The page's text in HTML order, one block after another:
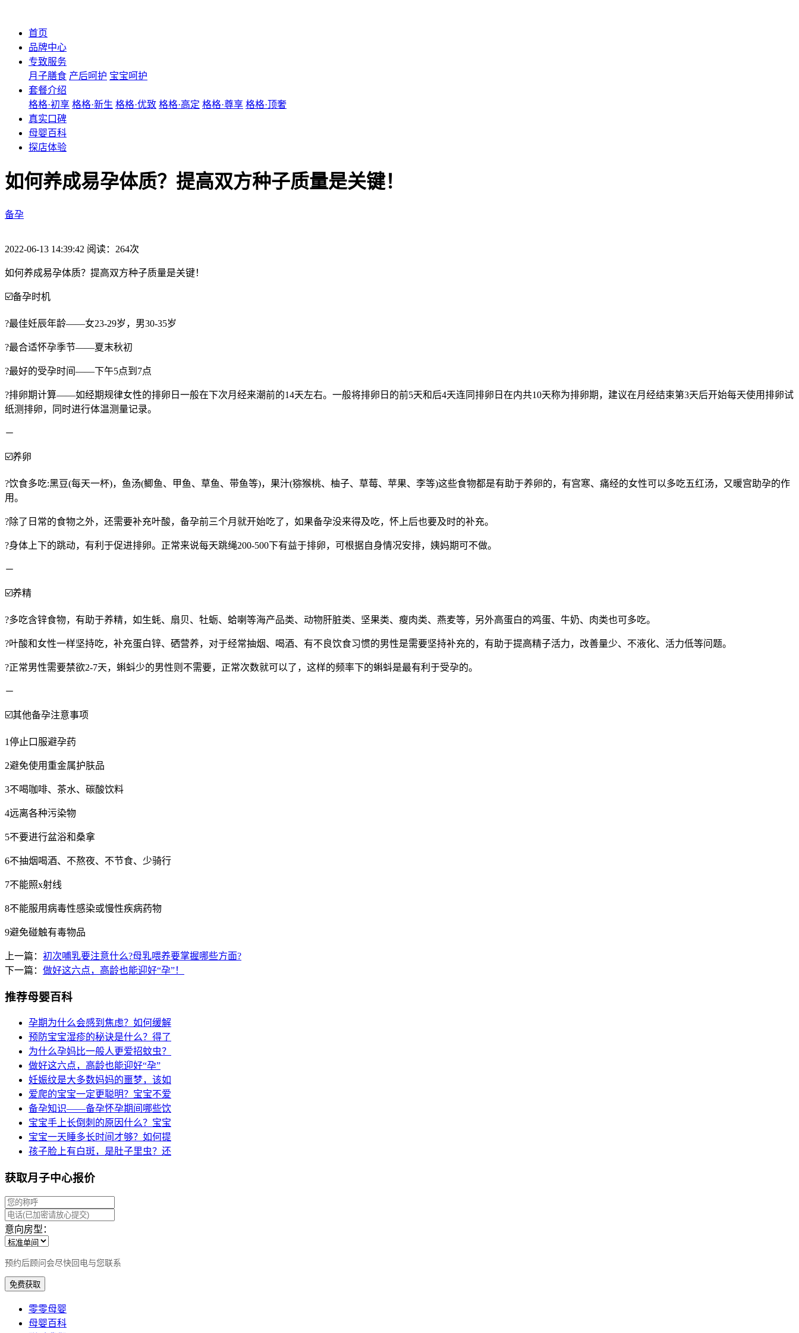
首页
品牌中心
专致服务
月子膳食 产后呵护 宝宝呵护
套餐介绍
格格·初享 格格·新生 格格·优致 格格·高定 格格·尊享 格格·顶奢
真实口碑
母婴百科
探店体验
如何养成易孕体质？提高双方种子质量是关键！
备孕
2022-06-13 14:39:42 阅读：264次
如何养成易孕体质？提高双方种子质量是关键！
☑️备孕时机
?最佳妊辰年龄——女23-29岁，男30-35岁
?最合适怀孕季节——夏末秋初
?最好的受孕时间——下午5点到7点
?排卵期计算——如经期规律女性的排卵日一般在下次月经来潮前的14天左右。一般将排卵日的前5天和后4天连同排卵日在内共10天称为排卵期，建议在月经结束第3天后开始每天使用排卵试
纸测排卵，同时进行体温测量记录。
－
☑️养卵
?饮食多吃:黑豆(每天一杯)，鱼汤(鲫鱼、甲鱼、草鱼、带鱼等)，果汁(猕猴桃、柚子、草莓、苹果、李等)这些食物都是有助于养卵的，有宫寒、痛经的女性可以多吃五红汤，又暖宫助孕的作
用。
?除了日常的食物之外，还需要补充叶酸，备孕前三个月就开始吃了，如果备孕没来得及吃，怀上后也要及时的补充。
?身体上下的跳动，有利于促进排卵。正常来说每天跳绳200-500下有益于排卵，可根据自身情况安排，姨妈期可不做。
－
☑️养精
?多吃含锌食物，有助于养精，如生蚝、扇贝、牡蛎、蛤喇等海产品类、动物肝脏类、坚果类、瘦肉类、燕麦等，另外高蛋白的鸡蛋、牛奶、肉类也可多吃。
?叶酸和女性一样坚持吃，补充蛋白锌、硒营养，对于经常抽烟、喝酒、有不良饮食习惯的男性是需要坚持补充的，有助于提高精子活力，改善量少、不液化、活力低等问题。
?正常男性需要禁欲2-7天，蝌蚪少的男性则不需要，正常次数就可以了，这样的频率下的蝌蚪是最有利于受孕的。
－
☑️其他备孕注意事项
1停止口服避孕药
2避免使用重金属护肤品
3不喝咖啡、茶水、碳酸饮料
4远离各种污染物
5不要进行盆浴和桑拿
6不抽烟喝酒、不熬夜、不节食、少骑行
7不能照x射线
8不能服用病毒性感染或慢性疾病药物
9避免碰触有毒物品
上一篇： 初次哺乳要注意什么?母乳喂养要掌握哪些方面?
下一篇： 做好这六点，高龄也能迎好“孕”！
推荐母婴百科
孕期为什么会感到焦虑？如何缓解
预防宝宝湿疹的秘诀是什么？得了
为什么孕妈比一般人更爱招蚊虫？
做好这六点，高龄也能迎好“孕”
妊娠纹是大多数妈妈的噩梦，该如
爱爬的宝宝一定更聪明？宝宝不爱
备孕知识——备孕怀孕期间哪些饮
宝宝手上长倒刺的原因什么？宝宝
宝宝一天睡多长时间才够？如何提
孩子脸上有白斑，是肚子里虫？还
获取月子中心报价
意向房型：
预约后顾问会尽快回电与您联系
免费获取
零零母婴
母婴百科